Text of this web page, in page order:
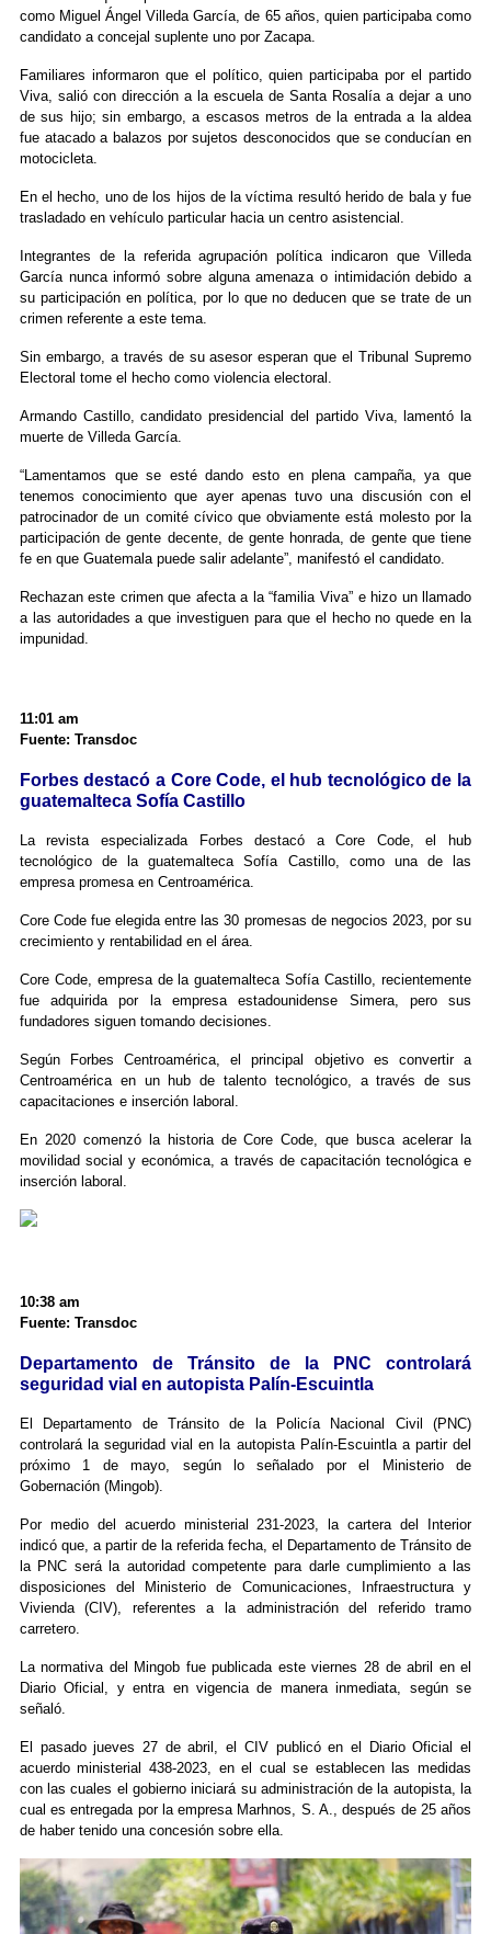
como Miguel Ángel Villeda García, de 65 años, quien participaba como
candidato a concejal suplente uno por Zacapa.
Familiares informaron que el político, quien participaba por el partido
Viva, salió con dirección a la escuela de Santa Rosalía a dejar a uno
de sus hijo; sin embargo, a escasos metros de la entrada a la aldea
fue atacado a balazos por sujetos desconocidos que se conducían en
motocicleta.
En el hecho, uno de los hijos de la víctima resultó herido de bala y fue
trasladado en vehículo particular hacia un centro asistencial.
Integrantes de la referida agrupación política indicaron que Villeda
García nunca informó sobre alguna amenaza o intimidación debido a
su participación en política, por lo que no deducen que se trate de un
crimen referente a este tema.
Sin embargo, a través de su asesor esperan que el Tribunal Supremo
Electoral tome el hecho como violencia electoral.
Armando Castillo, candidato presidencial del partido Viva, lamentó la
muerte de Villeda García.
“Lamentamos que se esté dando esto en plena campaña, ya que
tenemos conocimiento que ayer apenas tuvo una discusión con el
patrocinador de un comité cívico que obviamente está molesto por la
participación de gente decente, de gente honrada, de gente que tiene
fe en que Guatemala puede salir adelante”, manifestó el candidato.
Rechazan este crimen que afecta a la “familia Viva” e hizo un llamado
a las autoridades a que investiguen para que el hecho no quede en la
impunidad.
11:01 am
Fuente: Transdoc
Forbes destacó a Core Code, el hub tecnológico de la
guatemalteca Sofía Castillo
La revista especializada Forbes destacó a Core Code, el hub
tecnológico de la guatemalteca Sofía Castillo, como una de las
empresa promesa en Centroamérica.
Core Code fue elegida entre las 30 promesas de negocios 2023, por su
crecimiento y rentabilidad en el área.
Core Code, empresa de la guatemalteca Sofía Castillo, recientemente
fue adquirida por la empresa estadounidense Simera, pero sus
fundadores siguen tomando decisiones.
Según Forbes Centroamérica, el principal objetivo es convertir a
Centroamérica en un hub de talento tecnológico, a través de sus
capacitaciones e inserción laboral.
En 2020 comenzó la historia de Core Code, que busca acelerar la
movilidad social y económica, a través de capacitación tecnológica e
inserción laboral.
10:38 am
Fuente: Transdoc
Departamento de Tránsito de la PNC controlará
seguridad vial en autopista Palín-Escuintla
El Departamento de Tránsito de la Policía Nacional Civil (PNC)
controlará la seguridad vial en la autopista Palín-Escuintla a partir del
próximo 1 de mayo, según lo señalado por el Ministerio de
Gobernación (Mingob).
Por medio del acuerdo ministerial 231-2023, la cartera del Interior
indicó que, a partir de la referida fecha, el Departamento de Tránsito de
la PNC será la autoridad competente para darle cumplimiento a las
disposiciones del Ministerio de Comunicaciones, Infraestructura y
Vivienda (CIV), referentes a la administración del referido tramo
carretero.
La normativa del Mingob fue publicada este viernes 28 de abril en el
Diario Oficial, y entra en vigencia de manera inmediata, según se
señaló.
El pasado jueves 27 de abril, el CIV publicó en el Diario Oficial el
acuerdo ministerial 438-2023, en el cual se establecen las medidas
con las cuales el gobierno iniciará su administración de la autopista, la
cual es entregada por la empresa Marhnos, S. A., después de 25 años
de haber tenido una concesión sobre ella.